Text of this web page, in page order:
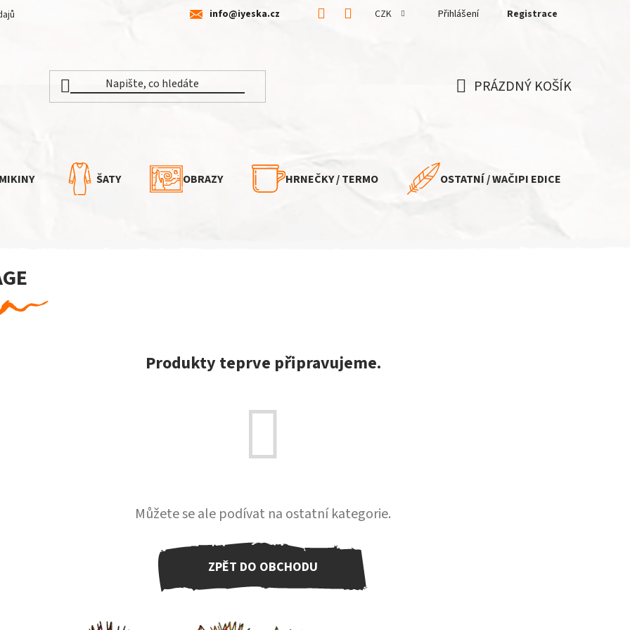
info@iyeska.cz CZK Přihlášení Registrace
PRÁZDNÝ KOŠÍK
MIKINY ŠATY OBRAZY HRNEČKY / TERMO OSTATNÍ / WAČIPI EDICE
Produkty teprve připravujeme.
Můžete se ale podívat na ostatní kategorie.
ZPĚT DO OBCHODU